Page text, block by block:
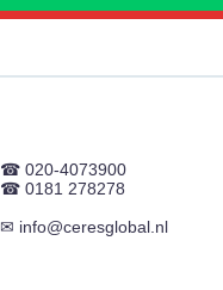
020-4073900
0181 278278
info@ceresglobal.nl